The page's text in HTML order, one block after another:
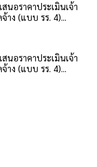
นอราคาประเมินเจ้า
าง (แบบ รร. 4)...
นอราคาประเมินเจ้า
าง (แบบ รร. 4)...